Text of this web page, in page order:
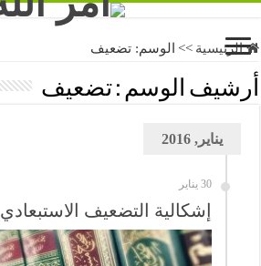
الرئيسية >> الوسم:تضعيف
أرشيف الوسم :تضعيف
يناير, 2016
30 يناير
إشكالية التضعيف الاستبعادي